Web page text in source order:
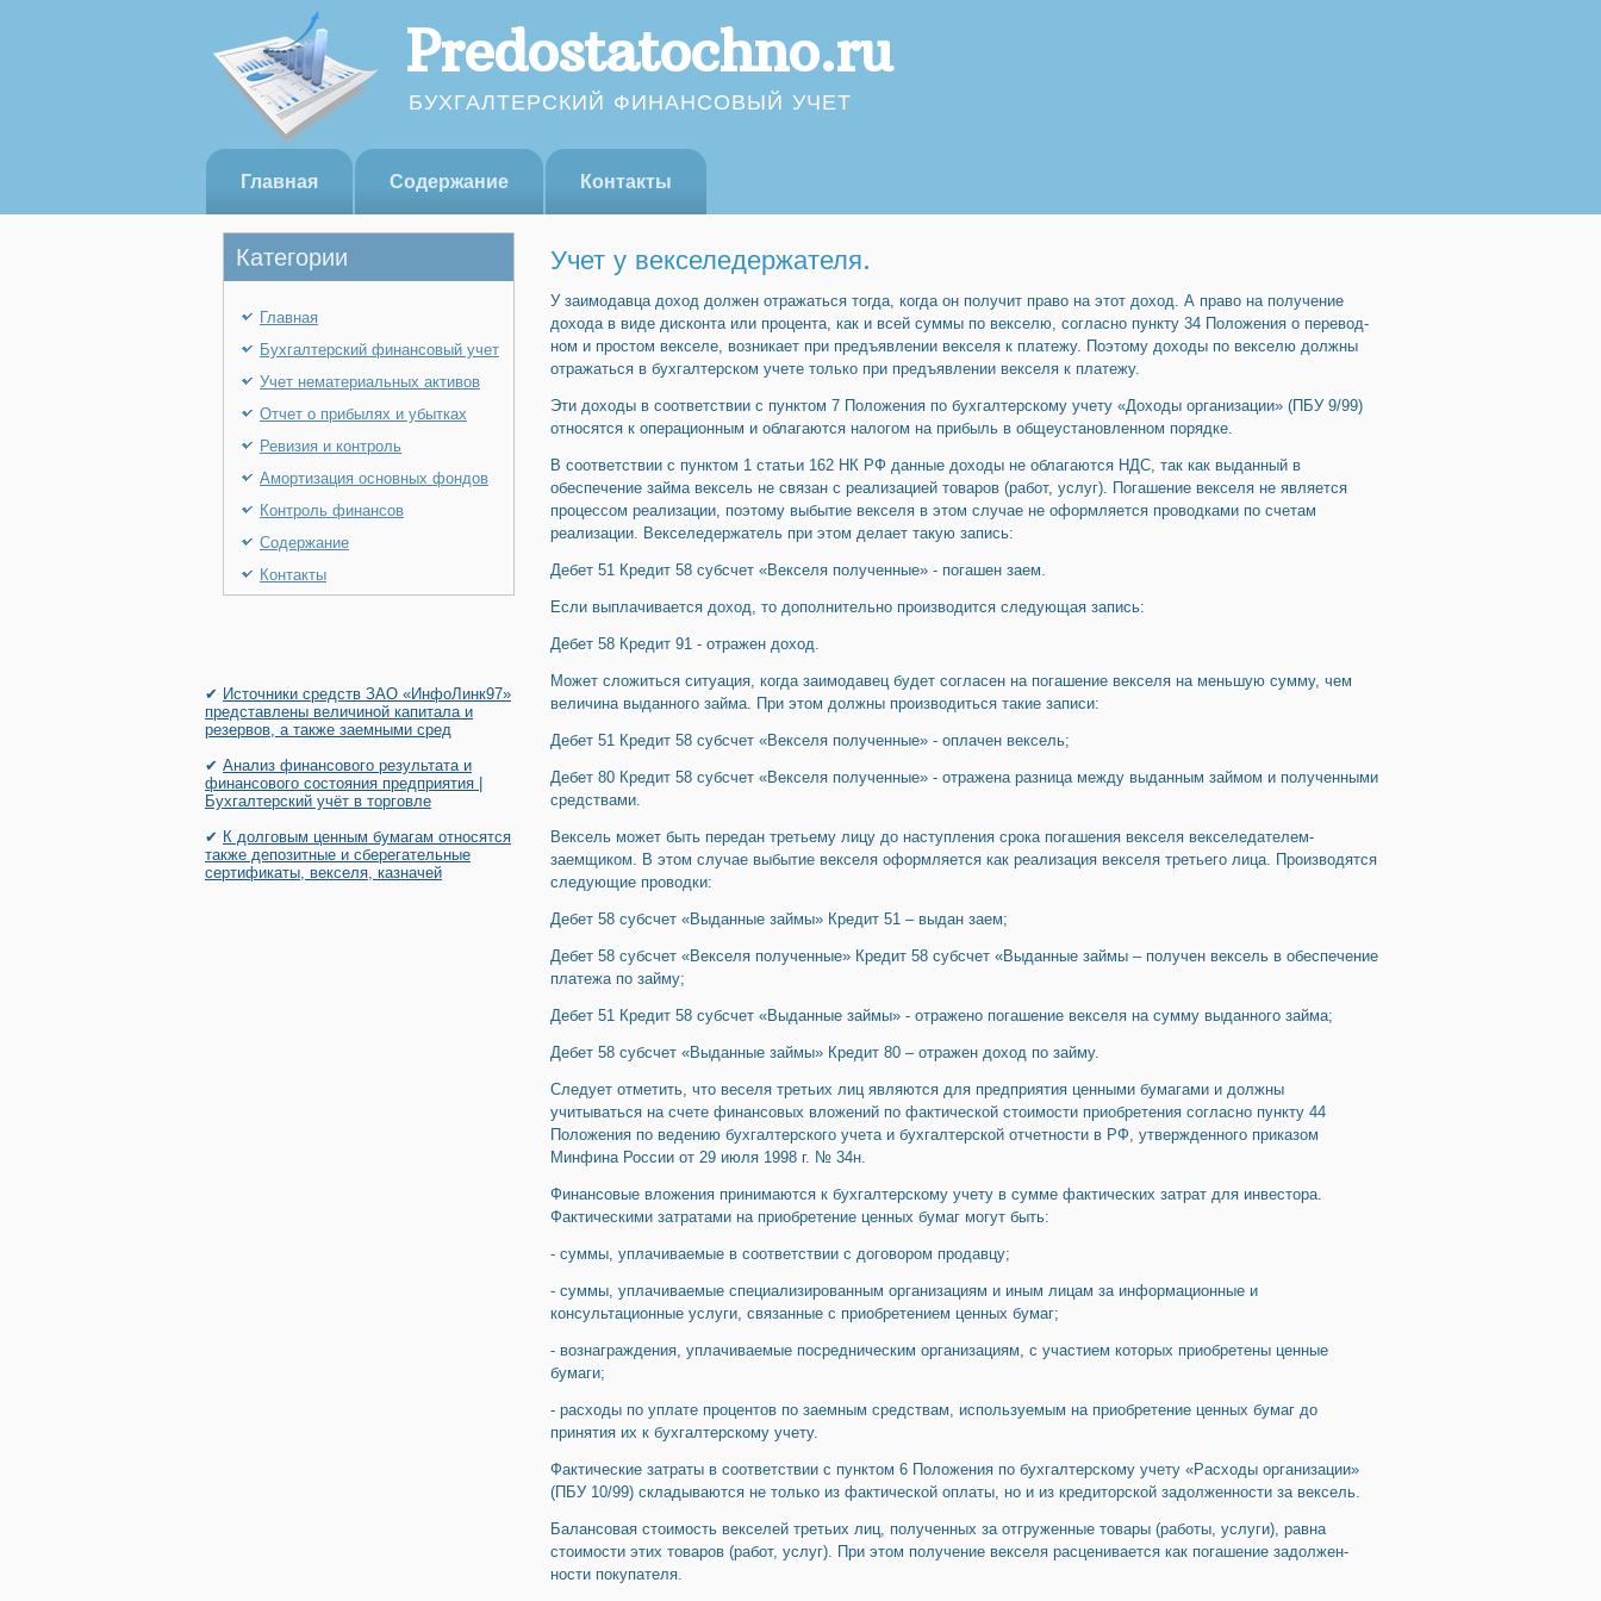
Predostatochno.ru
БУХГАЛТЕРСКИЙ ФИНАНСОВЫЙ УЧЕТ
Главная Содержание Контакты
Категории
Главная
Бухгалтерский финансовый учет
Учет нематериальных активов
Отчет о прибылях и убытках
Ревизия и контроль
Амортизация основных фондов
Контроль финансов
Содержание
Контакты
✔ Источники средств ЗАО «ИнфоЛинк97»
представлены величиной капитала и
резервов, а также заемными сред
✔ Анализ финансового результата и
финансового состояния предприятия |
Бухгалтерский учёт в торговле
✔ К долговым ценным бумагам относятся
также депозитные и сберегательные
сертификаты, векселя, казначей
Учет у векселедержателя.
У заимодавца доход должен отражаться тогда, когда он получит пра­во на этот доход. А право на получение
дохода в виде дисконта или процен­та, как и всей суммы по векселю, согласно пункту 34 Положения о перевод­
ном и простом векселе, возникает при предъявлении векселя к платежу. По­этому доходы по векселю должны
отражаться в бухгалтерском учете только при предъявлении векселя к платежу.
Эти доходы в соответствии с пунктом 7 Положения по бухгалтерско­му учету «Доходы организации» (ПБУ 9/99)
относятся к операционным и облагаются налогом на прибыль в общеустановленном порядке.
В соответствии с пунктом 1 статьи 162 НК РФ данные доходы не об­лагаются НДС, так как выданный в
обеспечение займа вексель не связан с реализацией товаров (работ, услуг). Погашение векселя не является
процессом реализации, поэтому выбытие векселя в этом случае не оформляет­ся проводками по счетам
реализации. Векселедержатель при этом делает та­кую запись:
Дебет 51 Кредит 58 субсчет «Векселя полученные» - погашен заем.
Если выплачивается доход, то дополнительно производится следующая запись:
Дебет 58 Кредит 91 - отражен доход.
Может сложиться ситуация, когда заимодавец будет согласен на по­гашение векселя на меньшую сумму, чем
величина выданного займа. При этом должны производиться такие записи:
Дебет 51 Кредит 58 субсчет «Векселя полученные» - оплачен вексель;
Дебет 80 Кредит 58 субсчет «Векселя полученные» - отражена разница между выданным займом и полученными
средствами.
Вексель может быть передан третьему лицу до наступления срока по­гашения векселя векселедателем-
заемщиком. В этом случае выбытие вексе­ля оформляется как реализация векселя третьего лица. Производятся
следующие проводки:
Дебет 58 субсчет «Выданные займы» Кредит 51 – выдан заем;
Дебет 58 субсчет «Векселя полученные» Кредит 58 субсчет «Выданные займы – получен вексель в обеспечение
платежа по займу;
Дебет 51 Кредит 58 субсчет «Выданные займы» - отражено погашение векселя на сумму выданного займа;
Дебет 58 субсчет «Выданные займы» Кредит 80 – отражен доход по займу.
Следует отметить, что веселя третьих лиц являются для предприятия ценными бумагами и должны
учитываться на счете финансовых вложений по фактической сто­имости приобретения согласно пункту 44
Положения по ведению бухгал­терского учета и бухгалтерской отчетности в РФ, утвержденного приказом
Минфина России от 29 июля 1998 г. № 34н.
Финансовые вложения принимаются к бухгалтерскому уче­ту в сумме фактических затрат для инвестора.
Фактическими затратами на приобретение ценных бумаг могут быть:
- суммы, уплачиваемые в соответствии с договором продавцу;
- суммы, уплачиваемые специализированным организациям и иным лицам за информационные и
консультационные услуги, связанные с приоб­ретением ценных бумаг;
- вознаграждения, уплачиваемые посредническим организациям, с участием которых приобретены ценные
бумаги;
- расходы по уплате процентов по заемным средствам, используемым на приобретение ценных бумаг до
принятия их к бухгалтерскому учету.
Фактические затраты в соответствии с пунктом 6 Положения по бух­галтерскому учету «Расходы организации»
(ПБУ 10/99) складываются не только из фактической оплаты, но и из кредиторской задолженности за век­сель.
Балансовая стоимость векселей третьих лиц, полученных за отгру­женные товары (работы, услуги), равна
стоимости этих товаров (работ, ус­луг). При этом получение векселя расценивается как погашение задолжен­
ности покупателя.